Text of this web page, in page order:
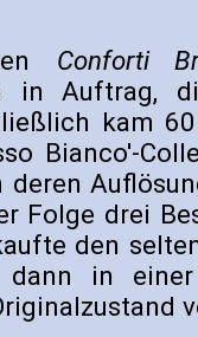
Conforti
in Auftrag,
kam
Bianco'-
Folge drei
den
in einer